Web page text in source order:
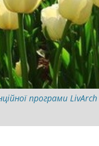
програми